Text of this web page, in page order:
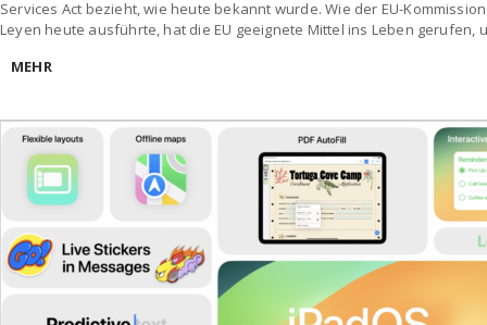
Services Act bezieht, wie heute bekannt wurde. Wie der EU-
Leyen heute ausführte, hat die EU geeignete Mittel ins Leben gerufen,
MEHR